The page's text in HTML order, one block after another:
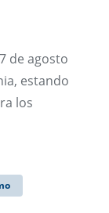
de agosto
estando
los